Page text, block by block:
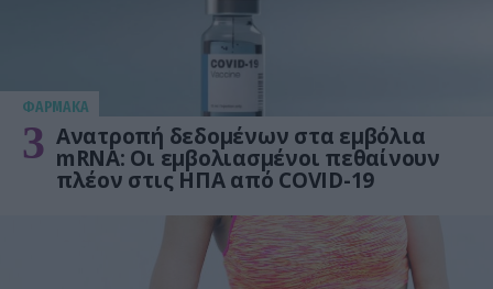
ΦΑΡΜΑΚΑ
3 Ανατροπή δεδομένων στα εμβόλια
mRNA: Οι εμβολιασμένοι πεθαίνουν
πλέον στις ΗΠΑ από COVID-19